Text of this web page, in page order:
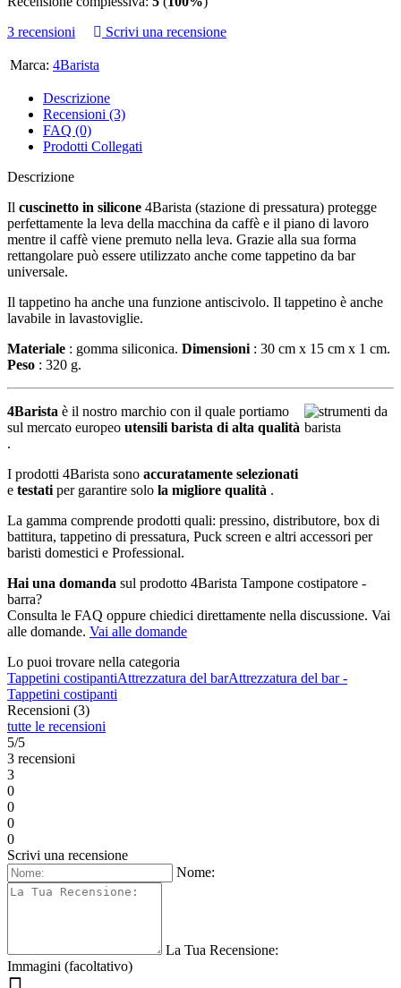
3 recensioni
Scrivi una recensione
Marca: 4Barista
Descrizione
Recensioni (3)
FAQ (0)
Prodotti Collegati
Descrizione
Il cuscinetto in silicone 4Barista (stazione di pressatura) protegge
perfettamente la leva della macchina da caffè e il piano di lavoro
mentre il caffè viene premuto nella leva. Grazie alla sua forma
rettangolare può essere utilizzato anche come tappetino da bar
universale.
Il tappetino ha anche una funzione antiscivolo. Il tappetino è anche
lavabile in lavastoviglie.
Materiale : gomma siliconica. Dimensioni : 30 cm x 15 cm x 1 cm.
Peso : 320 g.
4Barista è il nostro marchio con il quale portiamo
sul mercato europeo utensili barista di alta qualità
.
I prodotti 4Barista sono accuratamente selezionati
e testati per garantire solo la migliore qualità .
La gamma comprende prodotti quali: pressino, distributore, box di
battitura, tappetino di pressatura, Puck screen e altri accessori per
baristi domestici e Professional.
Hai una domanda sul prodotto 4Barista Tampone costipatore -
barra?
Consulta le FAQ oppure chiedici direttamente nella discussione. Vai
alle domande. Vai alle domande
Lo puoi trovare nella categoria
Tappetini costipantiAttrezzatura del barAttrezzatura del bar -
Tappetini costipanti
Recensioni (3)
tutte le recensioni
5/5
3 recensioni
3
0
0
0
0
Scrivi una recensione
Nome:
La Tua Recensione:
Immagini (facoltativo)